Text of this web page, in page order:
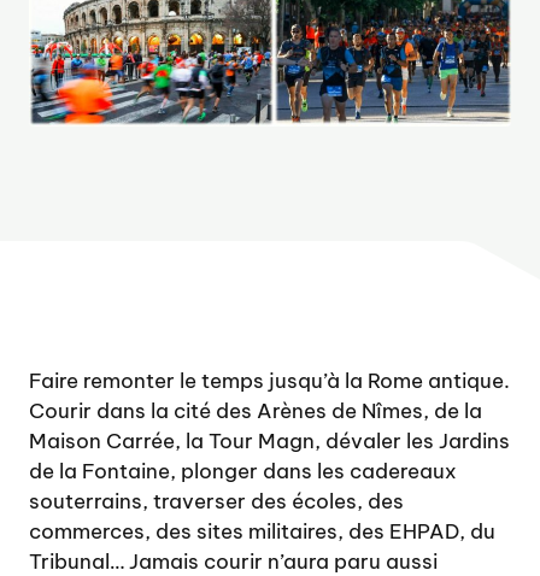
Faire remonter le temps jusqu’à la Rome antique.
Courir dans la cité des Arènes de Nîmes, de la
Maison Carrée, la Tour Magn, dévaler les Jardins
de la Fontaine, plonger dans les cadereaux
souterrains, traverser des écoles, des
commerces, des sites militaires, des EHPAD, du
Tribunal… Jamais courir n’aura paru aussi